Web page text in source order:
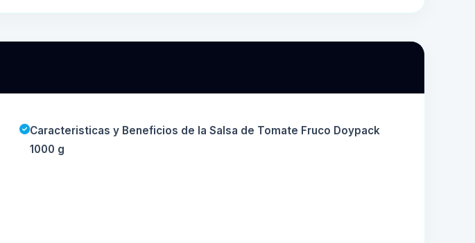
Caracteristicas y Beneficios de la Salsa de Tomate Fruco Doypack
1000 g